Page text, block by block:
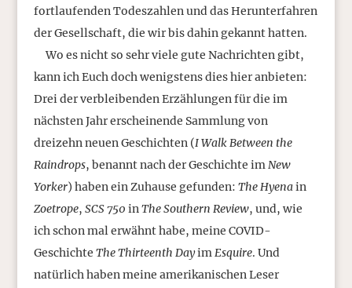
fortlaufenden Todeszahlen und das Herunterfahren
der Gesellschaft, die wir bis dahin gekannt hatten.
Wo es nicht so sehr viele gute Nachrichten gibt,
kann ich Euch doch wenigstens dies hier anbieten:
Drei der verbleibenden Erzählungen für die im
nächsten Jahr erscheinende Sammlung von
dreizehn neuen Geschichten (I Walk Between the
Raindrops, benannt nach der Geschichte im New
Yorker) haben ein Zuhause gefunden: The Hyenain
Zoetrope, SCS 750 in The Southern Review, und, wie
ich schon mal erwähnt habe, meine COVID-
Geschichte The Thirteenth Dayim Esquire. Und
natürlich haben meine amerikanischen Leser